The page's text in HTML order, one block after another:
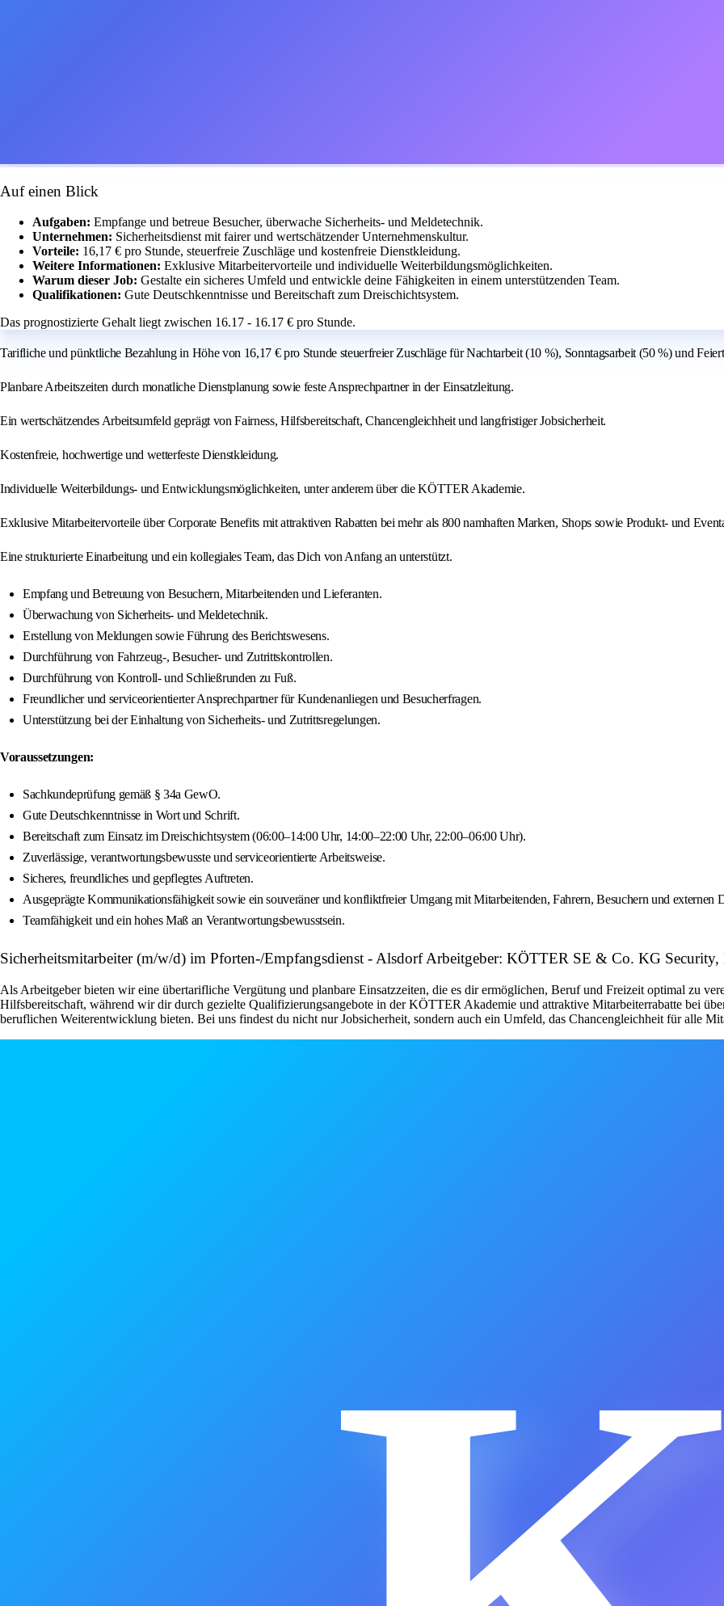
Auf einen Blick
Aufgaben: Empfange und betreue Besucher, überwache Sicherheits- und Meldetechnik.
Unternehmen: Sicherheitsdienst mit fairer und wertschätzender Unternehmenskultur.
Vorteile: 16,17 € pro Stunde, steuerfreie Zuschläge und kostenfreie Dienstkleidung.
Weitere Informationen: Exklusive Mitarbeitervorteile und individuelle Weiterbildungsmöglichkeiten.
Warum dieser Job: Gestalte ein sicheres Umfeld und entwickle deine Fähigkeiten in einem unterstützenden Team.
Qualifikationen: Gute Deutschkenntnisse und Bereitschaft zum Dreischichtsystem.
Das prognostizierte Gehalt liegt zwischen 16.17 - 16.17 € pro Stunde.
Tarifliche und pünktliche Bezahlung in Höhe von 16,17 € pro Stunde steuerfreier Zuschläge für Nachtarbeit (10 %), Sonntagsarbeit (50 %) und
Planbare Arbeitszeiten durch monatliche Dienstplanung sowie feste Ansprechpartner in der Einsatzleitung.
Ein wertschätzendes Arbeitsumfeld geprägt von Fairness, Hilfsbereitschaft, Chancengleichheit und langfristiger Jobsicherheit.
Kostenfreie, hochwertige und wetterfeste Dienstkleidung.
Individuelle Weiterbildungs- und Entwicklungsmöglichkeiten, unter anderem über die KÖTTER Akademie.
Exklusive Mitarbeitervorteile über Corporate Benefits mit attraktiven Rabatten bei mehr als 800 namhaften Marken, Shops sowie Produkt- und
Eine strukturierte Einarbeitung und ein kollegiales Team, das Dich von Anfang an unterstützt.
Empfang und Betreuung von Besuchern, Mitarbeitenden und Lieferanten.
Überwachung von Sicherheits- und Meldetechnik.
Erstellung von Meldungen sowie Führung des Berichtswesens.
Durchführung von Fahrzeug-, Besucher- und Zutrittskontrollen.
Durchführung von Kontroll- und Schließrunden zu Fuß.
Freundlicher und serviceorientierter Ansprechpartner für Kundenanliegen und Besucherfragen.
Unterstützung bei der Einhaltung von Sicherheits- und Zutrittsregelungen.
Voraussetzungen:
Sachkundeprüfung gemäß § 34a GewO.
Gute Deutschkenntnisse in Wort und Schrift.
Bereitschaft zum Einsatz im Dreischichtsystem (06:00–14:00 Uhr, 14:00–22:00 Uhr, 22:00–06:00 Uhr).
Zuverlässige, verantwortungsbewusste und serviceorientierte Arbeitsweise.
Sicheres, freundliches und gepflegtes Auftreten.
Ausgeprägte Kommunikationsfähigkeit sowie ein souveräner und konfliktfreier Umgang mit Mitarbeitenden, Fahrern, Besuchern und externen
Teamfähigkeit und ein hohes Maß an Verantwortungsbewusstsein.
Sicherheitsmitarbeiter (m/w/d) im Pforten-/Empfangsdienst - Alsdorf Arbeitgeber: KÖTTER SE & Co. KG Security,
Als Arbeitgeber bieten wir eine übertarifliche Vergütung und planbare Einsatzzeiten, die es dir ermöglichen, Beruf und Freizeit optimal zu
Hilfsbereitschaft, während wir dir durch gezielte Qualifizierungsangebote in der KÖTTER Akademie und attraktive Mitarbeiterrabatte bei
beruflichen Weiterentwicklung bieten. Bei uns findest du nicht nur Jobsicherheit, sondern auch ein Umfeld, das Chancengleichheit für alle